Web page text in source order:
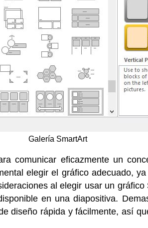
Galería SmartArt
comunicar eficazmente un
elegir el gráfico adecuado,
al elegir usar un
en una diapositiva.
diseño rápida y fácilmente, así